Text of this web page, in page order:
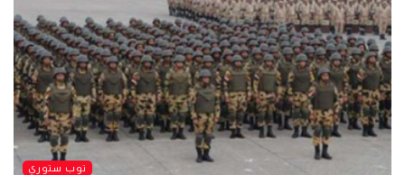
توب ستوري